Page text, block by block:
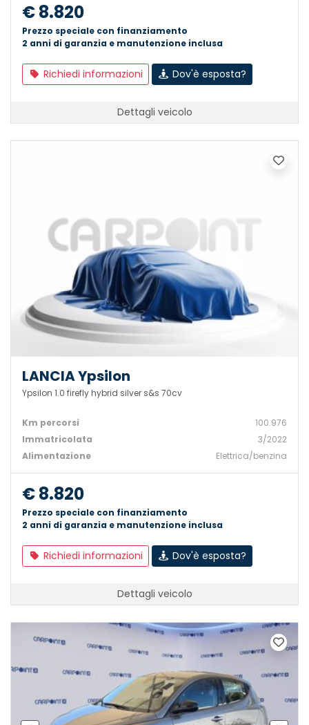
€ 8.820
Prezzo speciale con finanziamento
2 anni di garanzia e manutenzione inclusa
Richiedi informazioni Dov'è esposta?
Dettagli veicolo
LANCIA Ypsilon
Ypsilon 1.0 firefly hybrid silver s&s 70cv
Km percorsi
100.976
Immatricolata
3/2022
Alimentazione
Elettrica/benzina
€ 8.820
Prezzo speciale con finanziamento
2 anni di garanzia e manutenzione inclusa
Richiedi informazioni Dov'è esposta?
Dettagli veicolo